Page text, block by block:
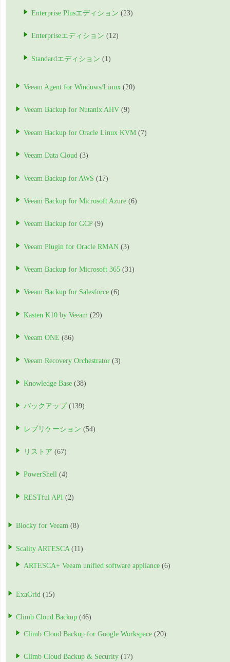
Enterprise Plusエディション (23)
Enterpriseエディション (12)
Standardエディション (1)
Veeam Agent for Windows/Linux (20)
Veeam Backup for Nutanix AHV (9)
Veeam Backup for Oracle Linux KVM (7)
Veeam Data Cloud (3)
Veeam Backup for AWS (17)
Veeam Backup for Microsoft Azure (6)
Veeam Backup for GCP(9)
Veeam Plugin for Oracle RMAN (3)
Veeam Backup for Microsoft 365 (31)
Veeam Backup for Salesforce (6)
Kasten K10 by Veeam (29)
Veeam ONE (86)
Veeam Recovery Orchestrator (3)
Knowledge Base (38)
バックアップ (139)
レプリケーション (54)
リストア (67)
PowerShell (4)
RESTful API (2)
Blocky for Veeam (8)
Scality ARTESCA (11)
ARTESCA+ Veeam unified software appliance (6)
ExaGrid (15)
Climb Cloud Backup (46)
Climb Cloud Backup for Google Workspace (20)
Climb Cloud Backup & Security (17)